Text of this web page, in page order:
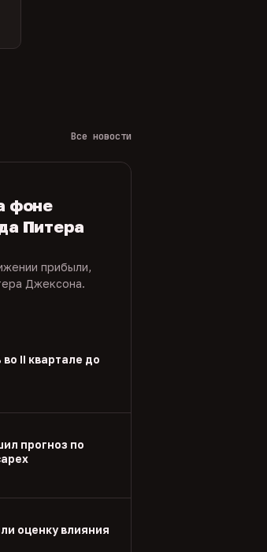
Все новости
фоне
Питера
прибыли,
Джексона.
II квартале до
прогноз по
оценку влияния